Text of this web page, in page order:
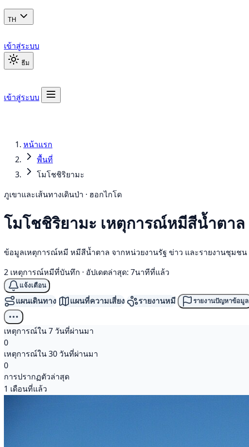
TH
เข้าสู่ระบบ
ธีม
เข้าสู่ระบบ
หน้าแรก
พื้นที่
โมโชชิริยามะ
ภูเขาและเส้นทางเดินป่า · ฮอกไกโด
โมโชชิริยามะ เหตุการณ์หมีสีน้ำตาล
ข้อมูลเหตุการณ์หมี หมีสีน้ำตาล จากหน่วยงานรัฐ ข่าว และรายงานชุมชน
2 เหตุการณ์หมีที่บันทึก · อัปเดตล่าสุด: 7นาทีที่แล้ว
แจ้งเตือน
แผนเดินทาง แผนที่ความเสี่ยง รายงานหมี รายงานปัญหาข้อมูล
เหตุการณ์ใน 7 วันที่ผ่านมา
0
เหตุการณ์ใน 30 วันที่ผ่านมา
0
การปรากฏตัวล่าสุด
1 เดือนที่แล้ว